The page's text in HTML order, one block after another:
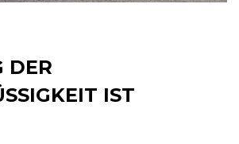
DER
IST